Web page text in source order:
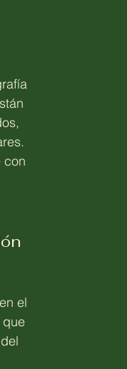
con
en el
que